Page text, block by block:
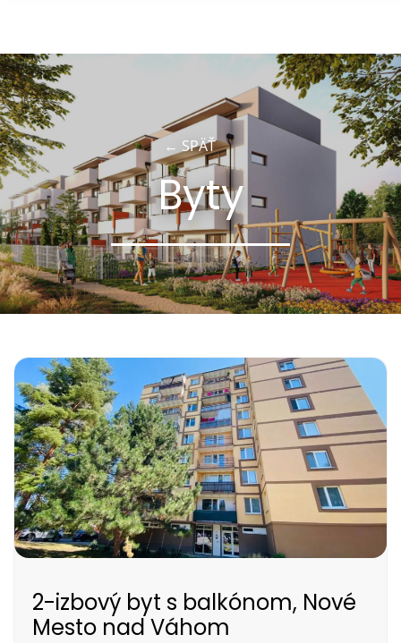
← SPÄŤ
Byty
2-izbový byt s balkónom, Nové
Mesto nad Váhom